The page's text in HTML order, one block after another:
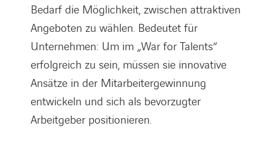
Bedarf die Möglichkeit, zwischen attraktiven
Angeboten zu wählen. Bedeutet für
Unternehmen: Um im „War for Talents“
erfolgreich zu sein, müssen sie innovative
Ansätze in der Mitarbeitergewinnung
entwickeln und sich als bevorzugter
Arbeitgeber positionieren.